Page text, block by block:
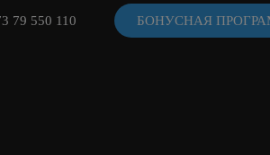
79 550 110 БОНУСНАЯ